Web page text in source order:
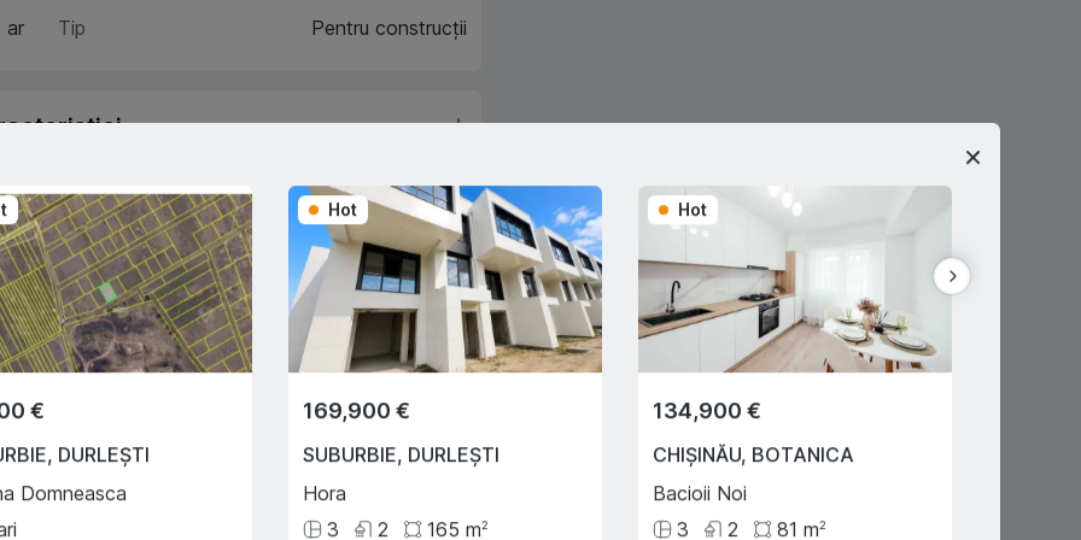
ar Tip Pentru construcții
Trade-In
Cu ajutorului programului
cumpărați acest apartament în
creditului ipotecar
Deplasarea cu transportul
€
, DURLEȘTI
Domneasca
Hot
169,900 €
SUBURBIE, DURLEȘTI
Hora
3
2 165 m2
Hot
134,900 €
CHIȘINĂU, BOTANICA
Bacioii Noi
3
2 81 m2